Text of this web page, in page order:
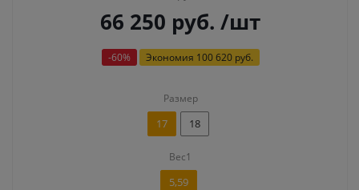
66 250 руб. /шт
-60% Экономия 100 620 руб.
Размер
17 18
Вес1
5,59